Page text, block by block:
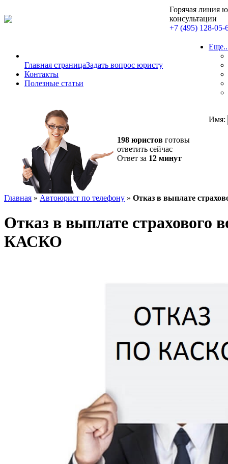
Горячая линия
консультации
+7 (495) 128-05-
Главная страницаЗадать вопрос юристу
Контакты
Полезные статьи
198 юристов готовы
ответить сейчас
Ответ за 12 минут
Имя:
Главная » Автоюрист по телефону » Отказ в выплате
Отказ в выплате страхового
КАСКО